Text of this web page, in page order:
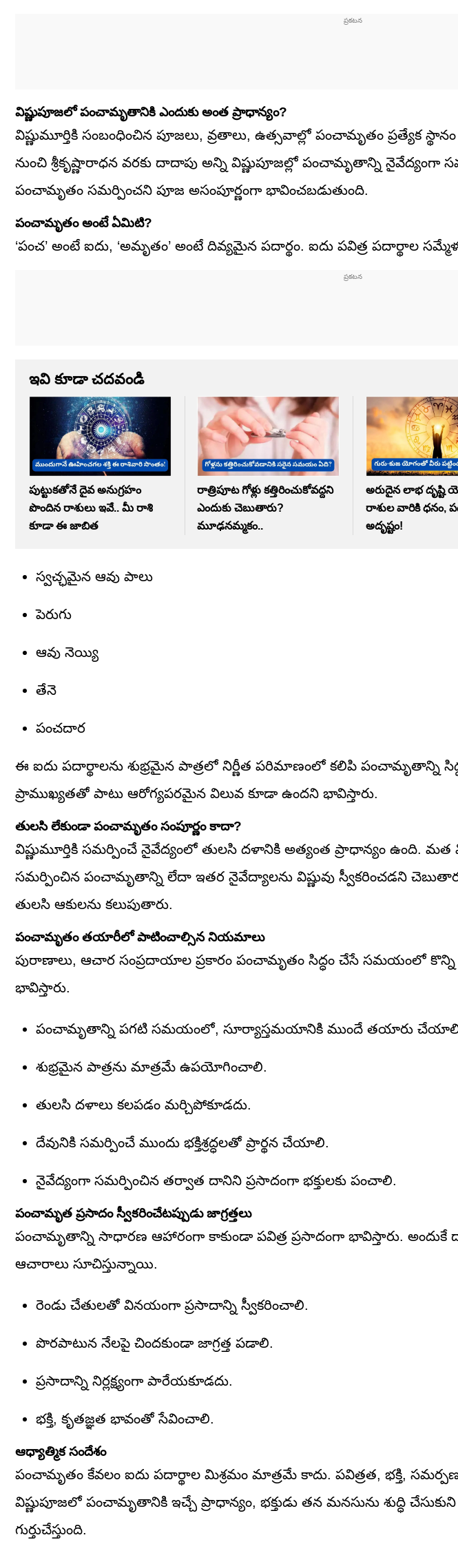
విష్ణుపూజలో పంచామృతానికి ఎందుకు అంత ప్రాధాన్యం?
విష్ణుమూర్తికి సంబంధించిన పూజలు, వ్రతాలు, ఉత్సవాల్లో పంచామృతం ప్రత్యేక
నుంచి శ్రీకృష్ణారాధన వరకు దాదాపు అన్ని విష్ణుపూజల్లో పంచామృతాన్ని నైవేద్యంగా
పంచామృతం సమర్పించని పూజ అసంపూర్ణంగా భావించబడుతుంది.
పంచామృతం అంటే ఏమిటి?
‘పంచ’ అంటే ఐదు, ‘అమృతం’ అంటే దివ్యమైన పదార్థం. ఐదు పవిత్ర పదార్థాల
ఇవి కూడా చదవండి
పుట్టుకతోనే దైవ అనుగ్రహం
పొందిన రాశులు ఇవే.. మీ రాశి
కూడా ఈ జాబిత
రాత్రిపూట గోళ్లు కత్తిరించుకోవద్దని
ఎందుకు చెబుతారు?
మూఢనమ్మకం..
అరుదైన లాభ దృష్టి
రాశుల వారికి ధనం,
అదృష్టం!
స్వచ్ఛమైన ఆవు పాలు
పెరుగు
ఆవు నెయ్యి
తేనె
పంచదార
ఈ ఐదు పదార్థాలను శుభ్రమైన పాత్రలో నిర్ణీత పరిమాణంలో కలిపి పంచామృతాన్ని
ప్రాముఖ్యతతో పాటు ఆరోగ్యపరమైన విలువ కూడా ఉందని భావిస్తారు.
తులసి లేకుండా పంచామృతం సంపూర్ణం కాదా?
విష్ణుమూర్తికి సమర్పించే నైవేద్యంలో తులసి దళానికి అత్యంత ప్రాధాన్యం ఉంది. మత
సమర్పించిన పంచామృతాన్ని లేదా ఇతర నైవేద్యాలను విష్ణువు స్వీకరించడని
తులసి ఆకులను కలుపుతారు.
పంచామృతం తయారీలో పాటించాల్సిన నియమాలు
పురాణాలు, ఆచార సంప్రదాయాల ప్రకారం పంచామృతం సిద్ధం చేసే సమయంలో
భావిస్తారు.
పంచామృతాన్ని పగటి సమయంలో, సూర్యాస్తమయానికి ముందే తయారు
శుభ్రమైన పాత్రను మాత్రమే ఉపయోగించాలి.
తులసి దళాలు కలపడం మర్చిపోకూడదు.
దేవునికి సమర్పించే ముందు భక్తిశ్రద్ధలతో ప్రార్థన చేయాలి.
నైవేద్యంగా సమర్పించిన తర్వాత దానిని ప్రసాదంగా భక్తులకు పంచాలి.
పంచామృత ప్రసాదం స్వీకరించేటప్పుడు జాగ్రత్తలు
పంచామృతాన్ని సాధారణ ఆహారంగా కాకుండా పవిత్ర ప్రసాదంగా భావిస్తారు. అందుకే
ఆచారాలు సూచిస్తున్నాయి.
రెండు చేతులతో వినయంగా ప్రసాదాన్ని స్వీకరించాలి.
పొరపాటున నేలపై చిందకుండా జాగ్రత్త పడాలి.
ప్రసాదాన్ని నిర్లక్ష్యంగా పారేయకూడదు.
భక్తి, కృతజ్ఞత భావంతో సేవించాలి.
ఆధ్యాత్మిక సందేశం
పంచామృతం కేవలం ఐదు పదార్థాల మిశ్రమం మాత్రమే కాదు. పవిత్రత, భక్తి,
విష్ణుపూజలో పంచామృతానికి ఇచ్చే ప్రాధాన్యం, భక్తుడు తన మనసును శుద్ధి
గుర్తుచేస్తుంది.